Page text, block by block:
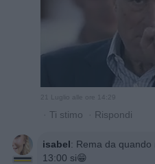
21 Luglio alle ore 14:29
· Ti stimo · Rispondi
isabel: Rema da quando
13:00 si😁